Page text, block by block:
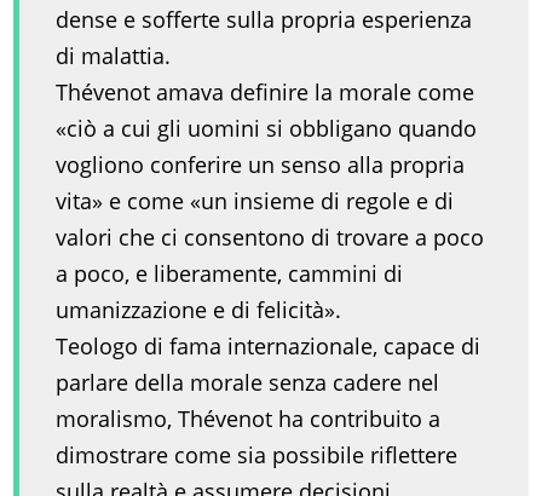
dense e sofferte sulla propria esperienza
di malattia.
Thévenot amava definire la morale come
«ciò a cui gli uomini si obbligano quando
vogliono conferire un senso alla propria
vita» e come «un insieme di regole e di
valori che ci consentono di trovare a poco
a poco, e liberamente, cammini di
umanizzazione e di felicità».
Teologo di fama internazionale, capace di
parlare della morale senza cadere nel
moralismo, Thévenot ha contribuito a
dimostrare come sia possibile riflettere